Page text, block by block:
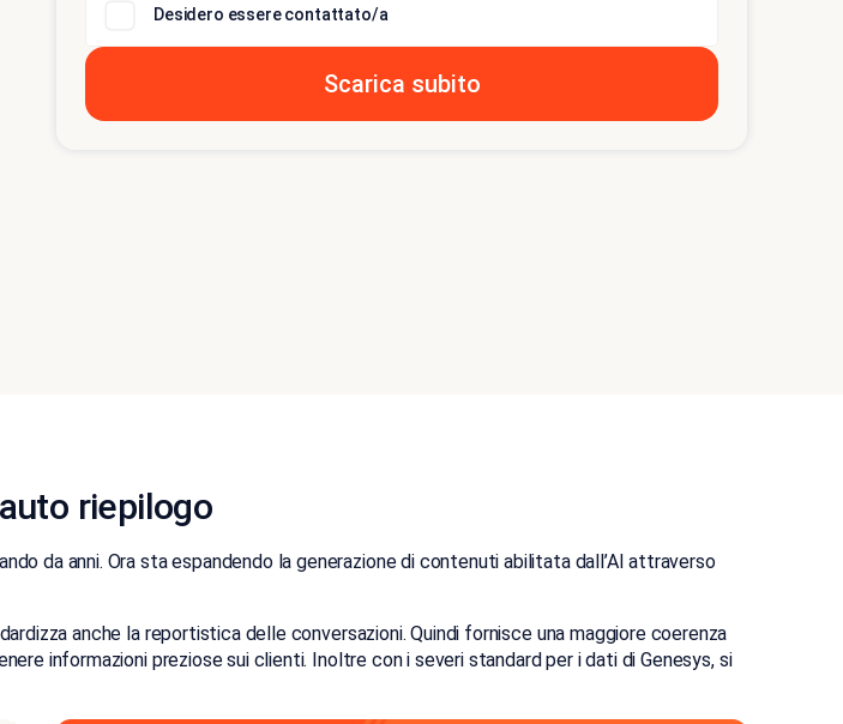
Desidero essere contattato/a
riepilogo
da anni. Ora sta espandendo la generazione di contenuti abilitata dall’AI attraverso
anche la reportistica delle conversazioni. Quindi fornisce una maggiore coerenza
informazioni preziose sui clienti. Inoltre con i severi standard per i dati di Genesys, si